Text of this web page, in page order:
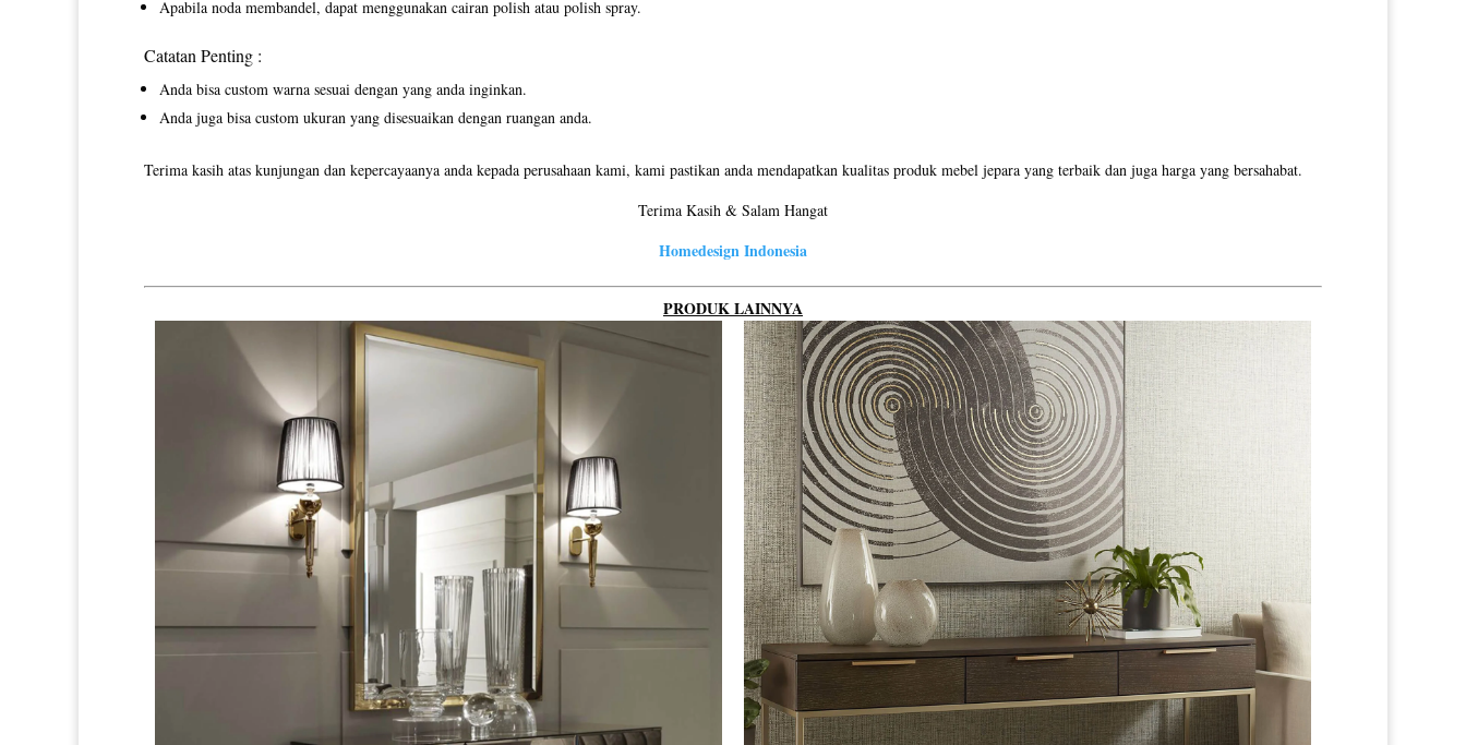
Apabila noda membandel, dapat menggunakan cairan polish atau polish spray.
Catatan Penting :
Anda bisa custom warna sesuai dengan yang anda inginkan.
Anda juga bisa custom ukuran yang disesuaikan dengan ruangan anda.
Terima kasih atas kunjungan dan kepercayaanya anda kepada perusahaan kami, kami pastikan anda mendapatkan kualitas produk mebel jepara yang terbaik dan juga harga yang bersahabat.
Terima Kasih & Salam Hangat
Homedesign Indonesia
PRODUK LAINNYA